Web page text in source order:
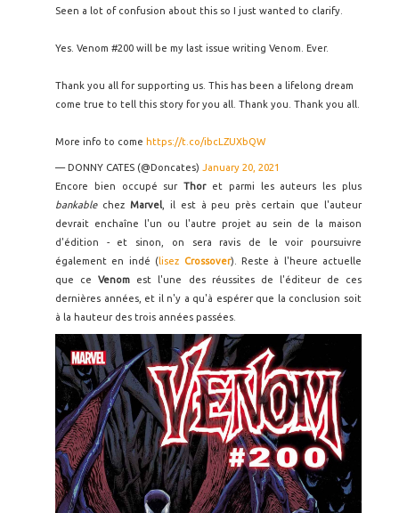
Seen a lot of confusion about this so I just wanted to clarify.
Yes. Venom #200 will be my last issue writing Venom. Ever.
Thank you all for supporting us. This has been a lifelong dream
come true to tell this story for you all. Thank you. Thank you all.
More info to come https://t.co/ibcLZUXbQW
— DONNY CATES (@Doncates) January 20, 2021
Encore bien occupé surThoret parmi les auteurs les plus
bankable chez Marvel, il est à peu près certain que l'auteur
devrait enchaîne l'un ou l'autre projet au sein de la maison
d'édition - et sinon, on sera ravis de le voir poursuivre
également en indé ( lisez Crossover). Reste à l'heure actuelle
que ceVenom est l'une des réussites de l'éditeur de ces
dernières années, et il n'y a qu'à espérer que la conclusion soit
à la hauteur des trois années passées.